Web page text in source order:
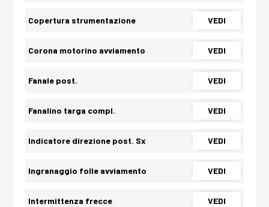
Copertura strumentazione VEDI
Corona motorino avviamento VEDI
Fanale post. VEDI
Fanalino targa compl. VEDI
Indicatore direzione post. Sx VEDI
Ingranaggio folle avviamento VEDI
Intermittenza frecce VEDI